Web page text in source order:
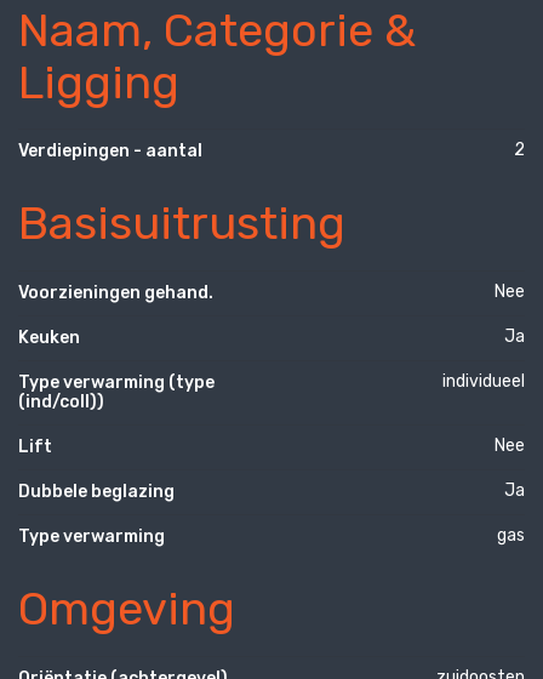
Naam, Categorie &
Ligging
Verdiepingen - aantal 2
Basisuitrusting
Voorzieningen gehand. Nee
Keuken Ja
Type verwarming (type
(ind/coll))
individueel
Lift Nee
Dubbele beglazing Ja
Type verwarming gas
Omgeving